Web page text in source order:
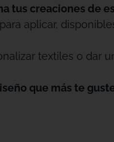
tus creaciones de
aplicar,
textiles o dar
que más te